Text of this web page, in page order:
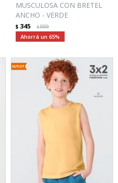
MUSCULOSA CON BRETEL
ANCHO - VERDE
$ 345 $999
65